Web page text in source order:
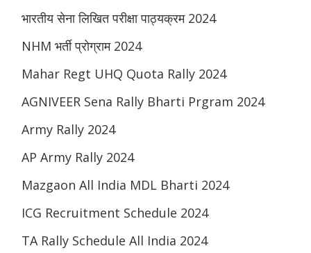
भारतीय सेना लिखित परीक्षा पाठ्यक्रम 2024
NHM भर्ती प्रोग्राम 2024
Mahar Regt UHQ Quota Rally 2024
AGNIVEER Sena Rally Bharti Prgram 2024
Army Rally 2024
AP Army Rally 2024
Mazgaon All India MDL Bharti 2024
ICG Recruitment Schedule 2024
TA Rally Schedule All India 2024